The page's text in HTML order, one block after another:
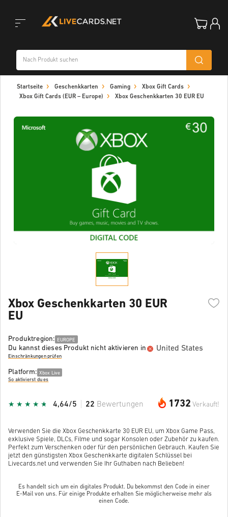
navigation
Startseite Geschenkkarten Gaming
Xbox Gift Cards
Xbox Gift Cards (EUR – Europe)
Xbox Geschenkkarten 30 EUR EU
Xbox Geschenkkarten 30 EUR
EU
Produktregion: EUROPE
Du kannst dieses Produkt nicht aktivieren in United States
Einschränkungen prüfen
Platform: Xbox Live
So aktivierst du es
1732 Verkauft!
4,64/5 22 Bewertungen
Verwenden Sie die Xbox Geschenkkarte 30 EUR EU, um Xbox Game Pass,
exklusive Spiele, DLCs, Filme und sogar Konsolen oder Zubehör zu kaufen.
Perfekt zum Verschenken oder für den persönlichen Gebrauch. Kaufen Sie
jetzt den günstigsten Xbox Geschenkkarte digitalen Schlüssel bei
Livecards.net und verwenden Sie Ihr Guthaben nach Belieben!
Es handelt sich um ein digitales Produkt. Du bekommst den Code in einer
E-Mail von uns. Für einige Produkte erhalten Sie möglicherweise mehr als
einen Code.